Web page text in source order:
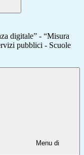
digitale” - “Misura
pubblici - Scuole
Menu di